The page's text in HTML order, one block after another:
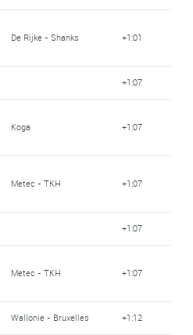
De Rijke - Shanks +1:01
+1:07
Koga +1:07
Metec - TKH +1:07
+1:07
Metec - TKH +1:07
Wallonie - Bruxelles +1:12